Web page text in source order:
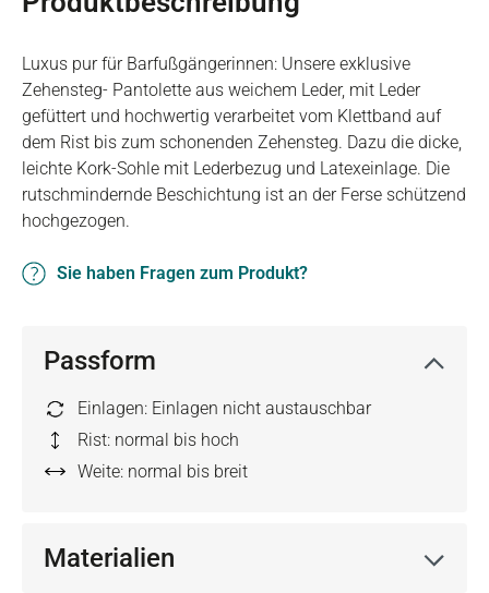
Luxus pur für Barfußgängerinnen: Unsere exklusive
Zehensteg- Pantolette aus weichem Leder, mit Leder
gefüttert und hochwertig verarbeitet vom Klettband auf
dem Rist bis zum schonenden Zehensteg. Dazu die dicke,
leichte Kork-Sohle mit Lederbezug und Latexeinlage. Die
rutschmindernde Beschichtung ist an der Ferse schützend
hochgezogen.
Sie haben Fragen zum Produkt?
Passform
Einlagen: Einlagen nicht austauschbar
Rist: normal bis hoch
Weite: normal bis breit
Materialien